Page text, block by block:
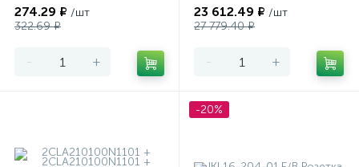
274.29 ₽ /шт
322.69 ₽
- +
программируемый Merten
23 612.49 ₽ /шт
27 779.40 ₽
- +
-20%